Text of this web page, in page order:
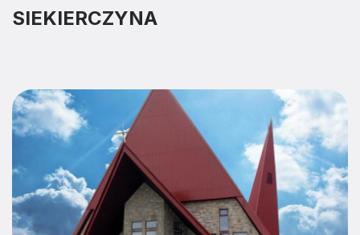
SIEKIERCZYNA